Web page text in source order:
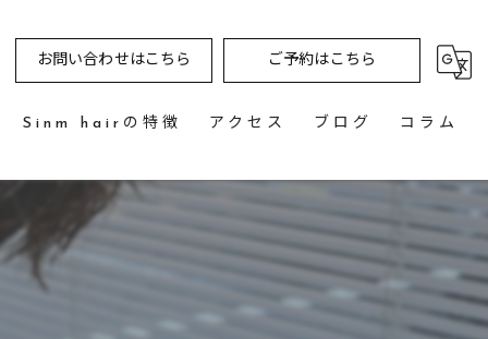
お問い合わせはこちら ご予約はこちら
Sinm hairの特徴
カラー
アクセス ブログ コラム